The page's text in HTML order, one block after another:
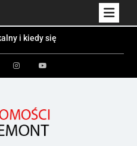
i kiedy się
– różnice i
w ogrodzie –